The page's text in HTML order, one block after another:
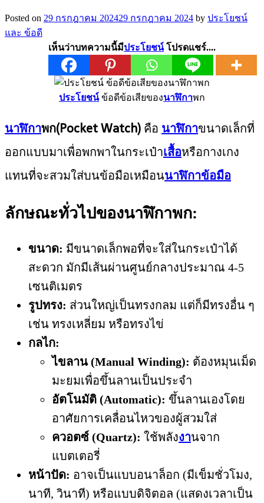
Posted on 29 กรกฎาคม 202429 กรกฎาคม 2024 by ประโยชน์
และ ข้อดี
เห็นว่าบทความนี้มีประโยชน์โปรดแชร์....
ประโยชน์ข้อดีข้อเสียของนาฬิกาพก
นาฬิกาพก(Pocket Watch)คือนาฬิกาขนาดเล็กที่
ออกแบบมาเพื่อพกพาในกระเป๋าเสื้อหรือกางเกง
แทนที่จะสวมใส่บนข้อมือเหมือนนาฬิกาข้อมือ
ลักษณะทั่วไปของนาฬิกาพก:
ขนาด: มีขนาดเล็กพอที่จะใส่ในกระเป๋าได้
สะดวก มักมีเส้นผ่านศูนย์กลางประมาณ 4-5
เซนติเมตร
รูปทรง: ส่วนใหญ่เป็นทรงกลม แต่ก็มีทรงอื่น ๆ
เช่น ทรงเหลี่ยม หรือทรงไข่
กลไก:
ไขลาน (Manual Winding): ต้องหมุนเม็ด
มะยมเพื่อขึ้นลานเป็นประจำ
อัตโนมัติ (Automatic): ขึ้นลานเองโดย
อาศัยการเคลื่อนไหวของผู้สวมใส่
ควอตซ์ (Quartz): ใช้พลังงานจาก
แบตเตอรี่
หน้าปัด: อาจเป็นแบบอนาล็อก (มีเข็มชั่วโมง,
นาที, วินาที) หรือแบบดิจิตอล (แสดงเวลาเป็น